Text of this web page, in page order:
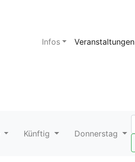
Infos Veranstaltungen
Künftig
Donnerstag